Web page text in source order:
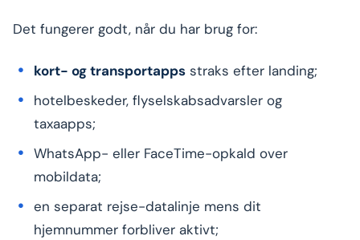
Det fungerer godt, når du har brug for:
kort- og transportapps straks efter landing;
hotelbeskeder, flyselskabsadvarsler og
taxaapps;
WhatsApp- eller FaceTime-opkald over
mobildata;
en separat rejse-datalinje mens dit
hjemnummer forbliver aktivt;